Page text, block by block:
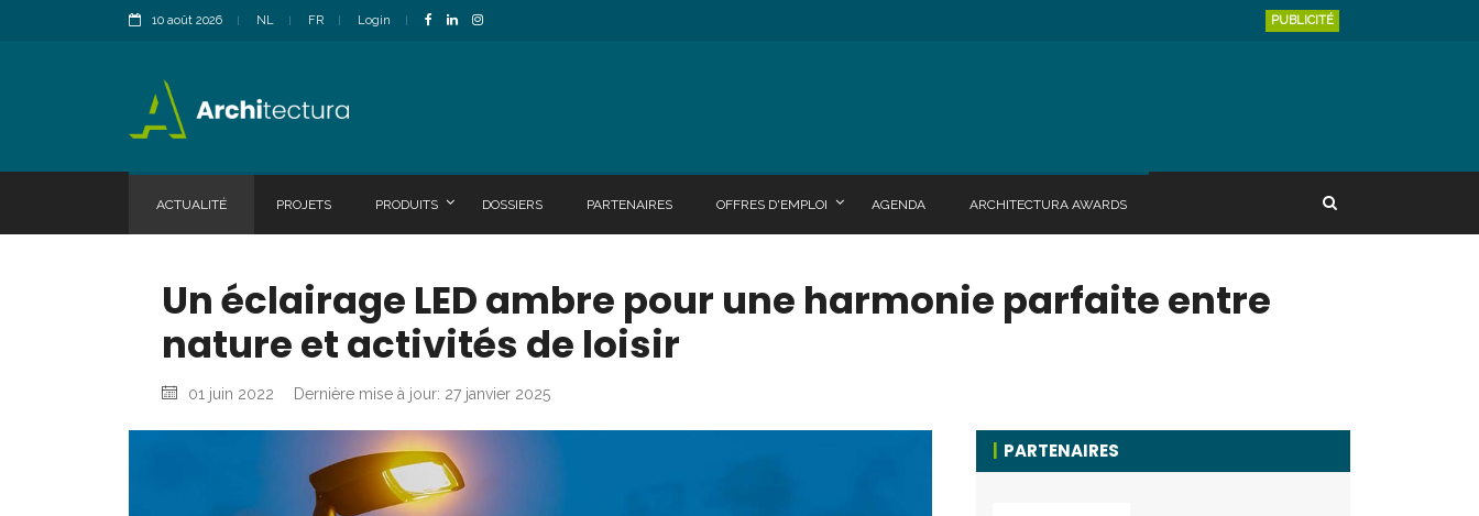
10 août 2026 NL FR Login PUBLICITÉ
ACTUALITÉ PROJETS PRODUITS DOSSIERS PARTENAIRES OFFRES D'EMPLOI AGENDA ARCHITECTURA AWARDS
Un éclairage LED ambre pour une harmonie parfaite entre
nature et activités de loisir
01 juin 2022 Dernière mise à jour: 27 janvier 2025
PARTENAIRES